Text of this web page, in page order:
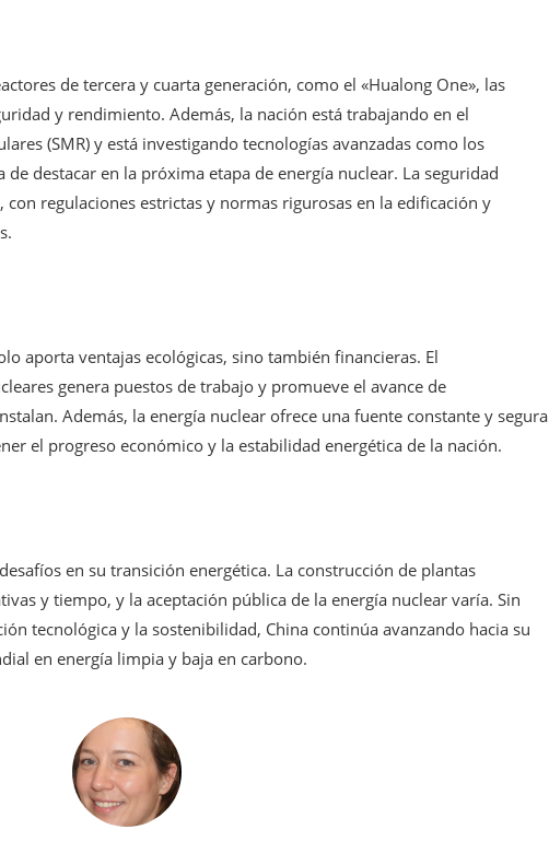
de tercera y cuarta generación, como el «Hualong One», las
y rendimiento. Además, la nación está trabajando en el
(SMR) y está investigando tecnologías avanzadas como los
destacar en la próxima etapa de energía nuclear. La seguridad
regulaciones estrictas y normas rigurosas en la edificación y
aporta ventajas ecológicas, sino también financieras. El
genera puestos de trabajo y promueve el avance de
Además, la energía nuclear ofrece una fuente constante y segura
el progreso económico y la estabilidad energética de la nación.
en su transición energética. La construcción de plantas
y tiempo, y la aceptación pública de la energía nuclear varía. Sin
tecnológica y la sostenibilidad, China continúa avanzando hacia su
en energía limpia y baja en carbono.